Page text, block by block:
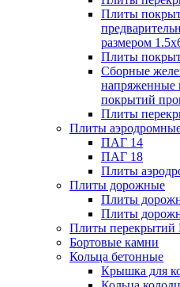
Плиты
размером
Плиты
Сборные
напряженные
покрытий
Плиты
Плиты
ПАГ 14
ПАГ 18
Плиты
Плиты дорожные
Плиты
Плиты
Плиты перекрытий
Бортовые камни
Кольца бетонные
Крышка для